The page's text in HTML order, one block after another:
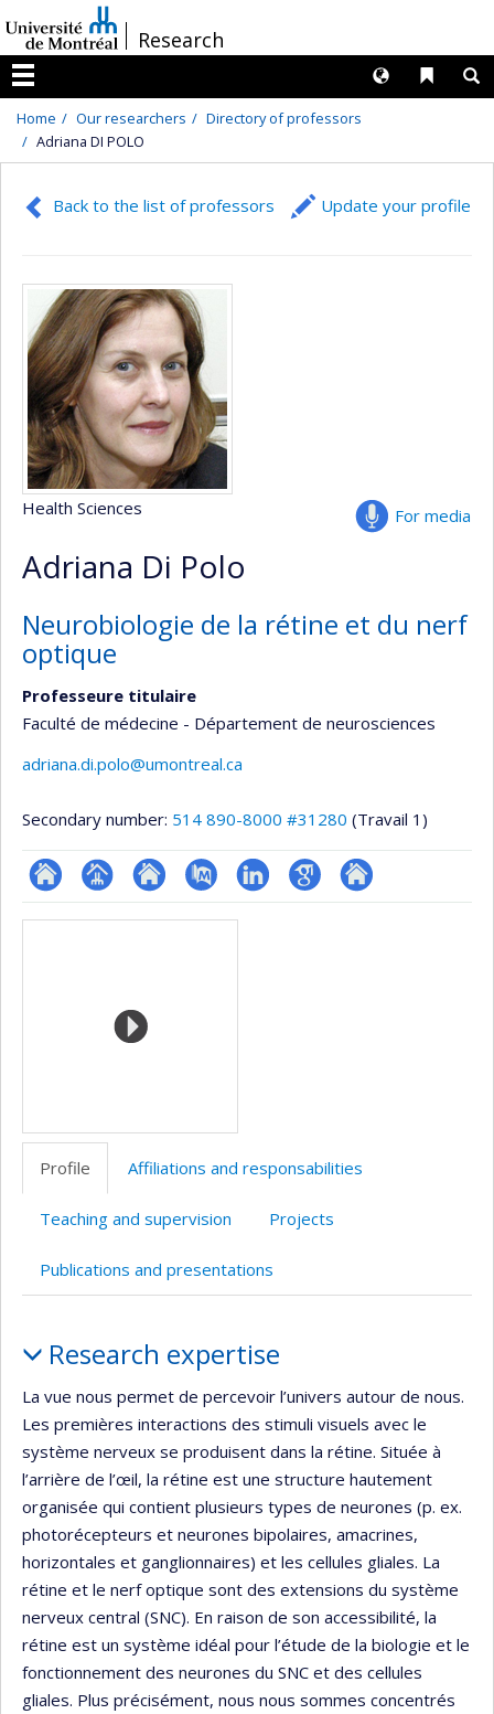
au
contenu
/Research
Menu
Liens
Langues
Home Our researchers
Directory of professors
Adriana DI POLO
Back to the list of professors Update your profile
For media
Health Sciences
Adriana Di Polo
Neurobiologie de la rétine et du nerf
optique
Professeure titulaire
Faculté de médecine - Département de neurosciences
adriana.di.polo@umontreal.ca
Secondary number: 514 890-8000 #31280 (Travail 1)
ResearchGate
Page Site
de
recherche
PubMedLinkedInGoogleAutre
Media
Profile Affiliations and responsabilities
Teaching and supervision Projects
Publications and presentations
Research expertise
La vue nous permet de percevoir l’univers autour de nous.
Les premières interactions des stimuli visuels avec le
système nerveux se produisent dans la rétine. Située à
l’arrière de l’œil, la rétine est une structure hautement
organisée qui contient plusieurs types de neurones (p. ex.
photorécepteurs et neurones bipolaires, amacrines,
horizontales et ganglionnaires) et les cellules gliales. La
rétine et le nerf optique sont des extensions du système
nerveux central (SNC). En raison de son accessibilité, la
rétine est un système idéal pour l’étude de la biologie et le
fonctionnement des neurones du SNC et des cellules
gliales. Plus précisément, nous nous sommes concentrés